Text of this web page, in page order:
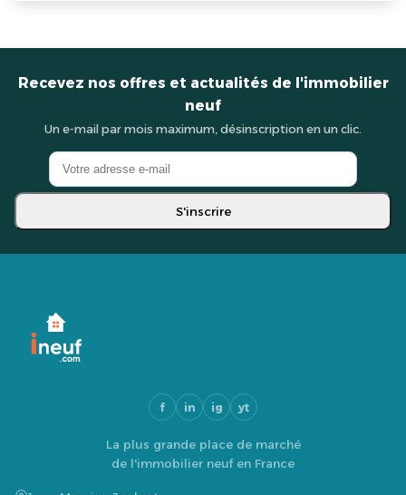
Recevez nos offres et actualités de l'immobilier
neuf
Un e-mail par mois maximum, désinscription en un clic.
S'inscrire
f in ig yt
La plus grande place de marché
de l'immobilier neuf en France